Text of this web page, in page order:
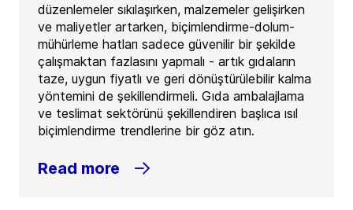
düzenlemeler sıkılaşırken, malzemeler gelişirken
ve maliyetler artarken, biçimlendirme-dolum-
mühürleme hatları sadece güvenilir bir şekilde
çalışmaktan fazlasını yapmalı - artık gıdaların
taze, uygun fiyatlı ve geri dönüştürülebilir kalma
yöntemini de şekillendirmeli. Gıda ambalajlama
ve teslimat sektörünü şekillendiren başlıca ısıl
biçimlendirme trendlerine bir göz atın.
Read more